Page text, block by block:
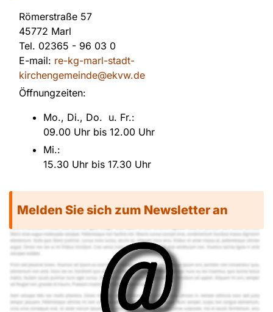
Römerstraße 57
45772 Marl
Tel. 02365 - 96 03 0
E-mail: re-kg-marl-stadt-
kirchengemeinde@ekvw.de
Öffnungzeiten:
Mo., Di., Do. u. Fr.:
09.00 Uhr bis 12.00 Uhr
Mi.:
15.30 Uhr bis 17.30 Uhr
Melden Sie sich zum Newsletter an